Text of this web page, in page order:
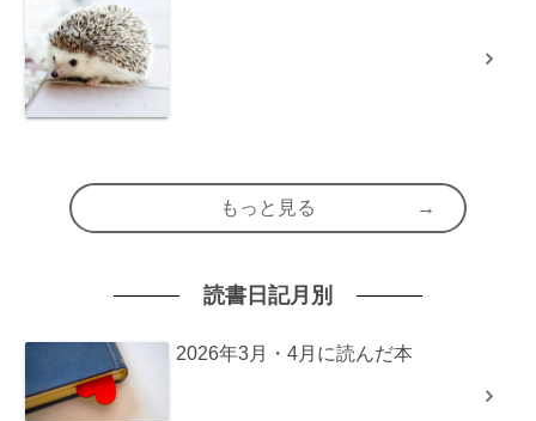
もっと見る
読書日記月別
2026年3月・4月に読んだ本